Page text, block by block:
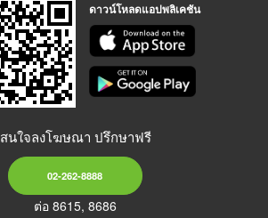
ดาวน์โหลดแอปพลิเคชัน
สนใจลงโฆษณา ปรึกษาฟรี
02-262-8888
ต่อ 8615, 8686